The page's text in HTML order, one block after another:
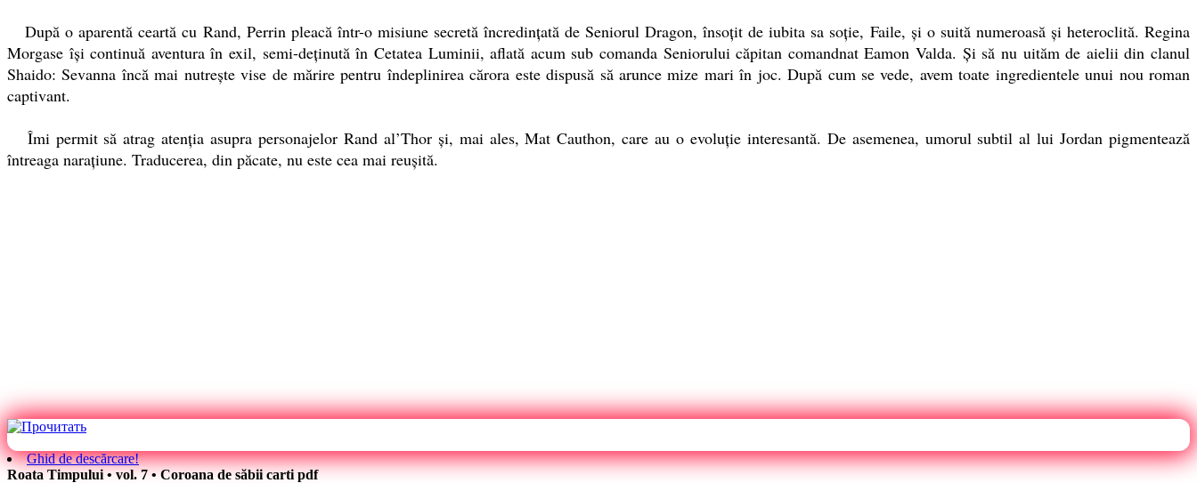
După o aparentă ceartă cu Rand, Perrin pleacă într-o misiune secretă încredinţată de Seniorul Dragon, însoţit de iubita sa soţie, Faile, şi o suită numeroasă şi heteroclită. Regina
Morgase îşi continuă aventura în exil, semi-deţinută în Cetatea Luminii, aflată acum sub comanda Seniorului căpitan comandnat Eamon Valda. Şi să nu uităm de aielii din clanul
Shaido: Sevanna încă mai nutreşte vise de mărire pentru îndeplinirea cărora este dispusă să arunce mize mari în joc. După cum se vede, avem toate ingredientele unui nou roman
captivant.
Îmi permit să atrag atenţia asupra personajelor Rand al’Thor şi, mai ales, Mat Cauthon, care au o evoluţie interesantă. De asemenea, umorul subtil al lui Jordan pigmentează
întreaga naraţiune. Traducerea, din păcate, nu este cea mai reuşită.
Ghid de descărcare!
Roata Timpului • vol. 7 • Coroana de săbii carti pdf